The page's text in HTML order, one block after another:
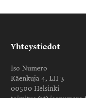
Yhteystiedot
Iso Numero
Käenkuja 4, LH 3
00500 Helsinki